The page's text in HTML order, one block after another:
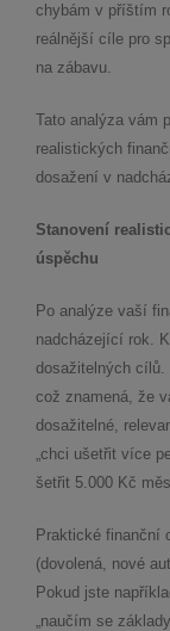
chybám v příštím
reálnější cíle pro
na zábavu.
Tato analýza vám
realistických
dosažení v
Stanovení
úspěchu
Po analýze vaší
nadcházející rok.
dosažitelných cílů.
což znamená, že
dosažitelné,
„chci ušetřit více
šetřit 5.000 Kč
Praktické finanční
(dovolená, nové
Pokud jste
„naučím se